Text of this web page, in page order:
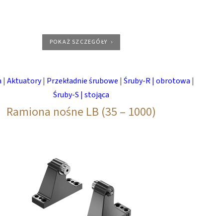
POKAŻ SZCZEGÓŁY
| Aktuatory| Przekładnie śrubowe | Śruby-R | obrotowa |
Śruby-S | stojąca
Ramiona nośne LB (35 – 1000)